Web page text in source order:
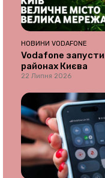
НОВИНИ VODAFONE
Vodafone
районах Києва
22 Липня 2026